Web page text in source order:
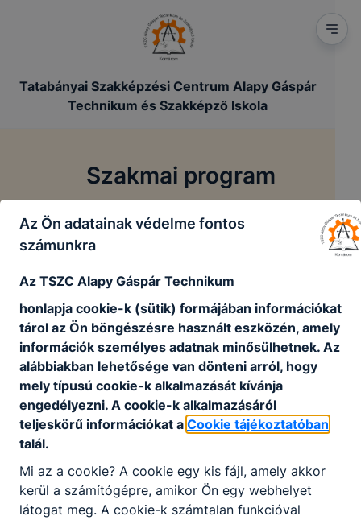
Tatabányai Szakképzési Centrum Alapy Gáspár
Technikum és Szakképző Iskola
Szakmai program
Főoldal / Szakmai dokumentumok / Szakmai program
2022/23
Alapy Gáspár Technikum és Szakképző Iskola
Szakmai Program.pdf
Partnereink
Az Ön adatainak védelme fontos
számunkra
Az TSZC Alapy Gáspár Technikum
honlapja cookie-k (sütik) formájában információkat
tárol az Ön böngészésre használt eszközén, amely
információk személyes adatnak minősülhetnek. Az
alábbiakban lehetősége van dönteni arról, hogy
mely típusú cookie-k alkalmazását kívánja
engedélyezni. A cookie-k alkalmazásáról
teljeskörű információkat a Cookie tájékoztatóban
talál.
Mi az a cookie? A cookie egy kis fájl, amely akkor
kerül a számítógépre, amikor Ön egy webhelyet
látogat meg. A cookie-k számtalan funkcióval